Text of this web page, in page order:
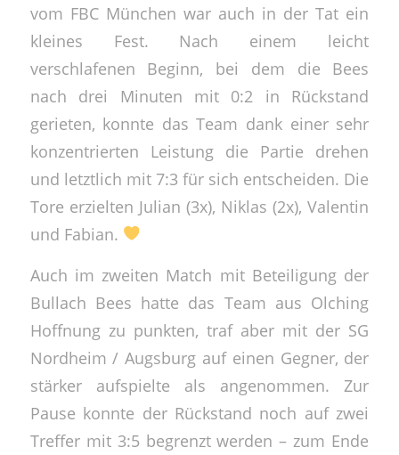
vom FBC München war auch in der Tat ein
kleines Fest. Nach einem leicht
verschlafenen Beginn, bei dem die Bees
nach drei Minuten mit 0:2 in Rückstand
gerieten, konnte das Team dank einer sehr
konzentrierten Leistung die Partie drehen
und letztlich mit 7:3 für sich entscheiden. Die
Tore erzielten Julian (3x), Niklas (2x), Valentin
und Fabian.
Auch im zweiten Match mit Beteiligung der
Bullach Bees hatte das Team aus Olching
Hoffnung zu punkten, traf aber mit der SG
Nordheim / Augsburg auf einen Gegner, der
stärker aufspielte als angenommen. Zur
Pause konnte der Rückstand noch auf zwei
Treffer mit 3:5 begrenzt werden – zum Ende